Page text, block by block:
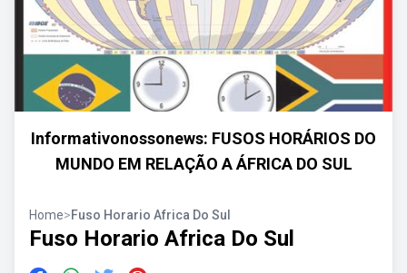
Informativonossonews: FUSOS HORÁRIOS DO
MUNDO EM RELAÇÃO A ÁFRICA DO SUL
Home>Fuso Horario Africa Do Sul
Fuso Horario Africa Do Sul